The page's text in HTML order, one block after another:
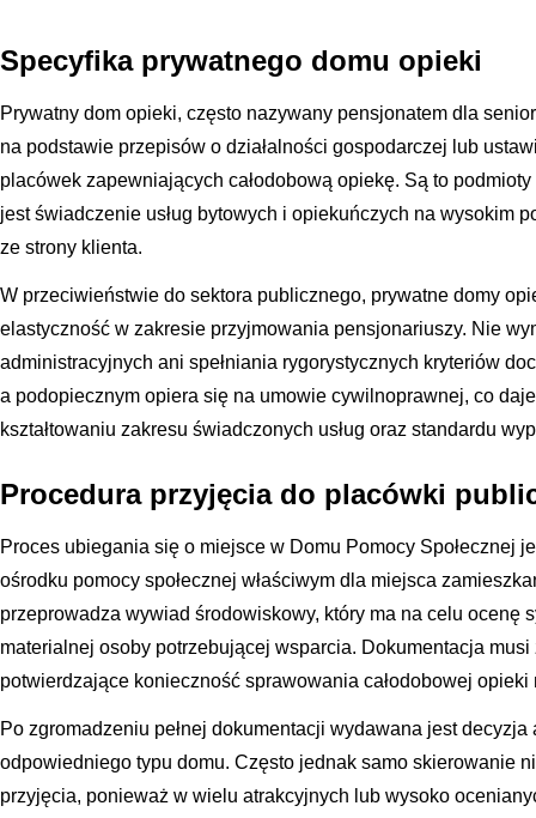
Specyfika prywatnego domu opieki
Prywatny dom opieki, często nazywany pensjonatem dla
na podstawie przepisów o działalności gospodarczej lub
placówek zapewniających całodobową opiekę. Są to
jest świadczenie usług bytowych i opiekuńczych na wysokim
ze strony klienta.
W przeciwieństwie do sektora publicznego, prywatne domy
elastyczność w zakresie przyjmowania pensjonariuszy. Nie
administracyjnych ani spełniania rygorystycznych kryteriów
a podopiecznym opiera się na umowie cywilnoprawnej, co
kształtowaniu zakresu świadczonych usług oraz standardu
Procedura przyjęcia do placówki
Proces ubiegania się o miejsce w Domu Pomocy Społecznej
ośrodku pomocy społecznej właściwym dla miejsca
przeprowadza wywiad środowiskowy, który ma na celu ocenę
materialnej osoby potrzebującej wsparcia. Dokumentacja
potwierdzające konieczność sprawowania całodobowej opieki
Po zgromadzeniu pełnej dokumentacji wydawana jest
odpowiedniego typu domu. Często jednak samo skierowanie
przyjęcia, ponieważ w wielu atrakcyjnych lub wysoko